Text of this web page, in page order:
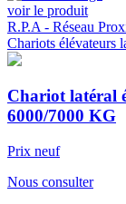
voir le produit
R.P.A - Réseau
Chariots élévateurs
Chariot latéral
6000/7000 KG
Prix neuf
Nous consulter